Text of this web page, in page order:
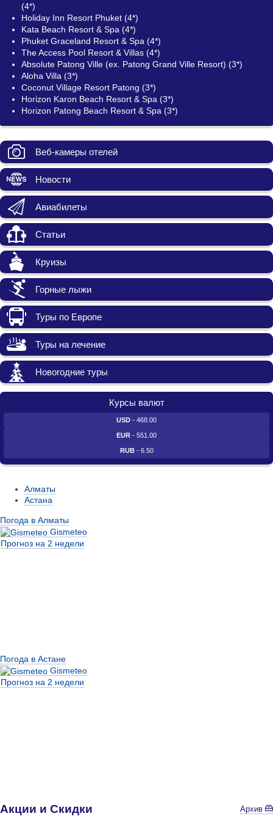
(4*)
Holiday Inn Resort Phuket (4*)
Kata Beach Resort & Spa (4*)
Phuket Graceland Resort & Spa (4*)
The Access Pool Resort & Villas (4*)
Absolute Patong Ville (ex. Patong Grand Ville Resort) (3*)
Aloha Villa (3*)
Coconut Village Resort Patong (3*)
Horizon Karon Beach Resort & Spa (3*)
Horizon Patong Beach Resort & Spa (3*)
Веб-камеры отелей
Новости
Авиабилеты
Статьи
Круизы
Горные лыжи
Туры по Европе
Туры на лечение
Новогодние туры
Курсы валют
USD - 468.00
EUR - 551.00
RUB- 6.50
Алматы
Астана
Погода в Алматы
Gismeteo
Прогноз на 2 недели
Погода в Астане
Gismeteo
Прогноз на 2 недели
Акции и Скидки Архив